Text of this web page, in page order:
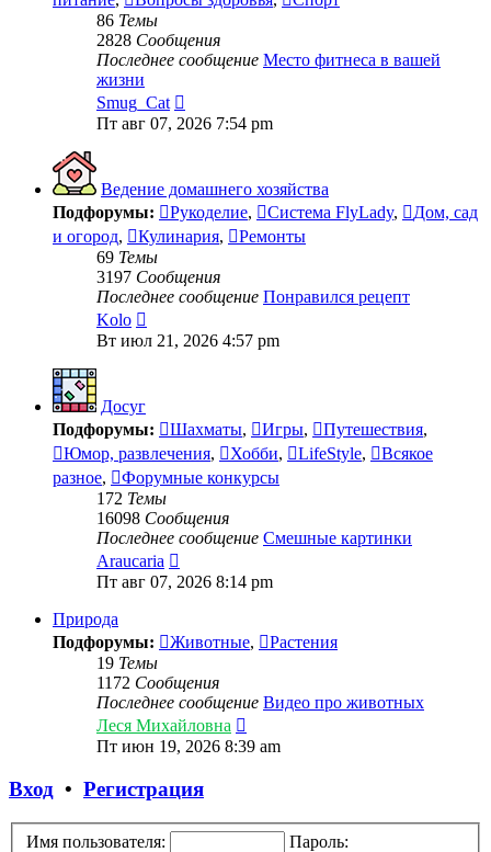
86 Темы
2828 Сообщения
Последнее сообщение Место фитнеса в вашей
жизни
Smug_Cat
к
последнему
Пт авг 07, 2026 7:54 pm
Ведение домашнего хозяйства
Подфорумы:
Рукоделие, Система FlyLady,
Дом, сад
и огород, Кулинария,
Ремонты
69 Темы
3197 Сообщения
Последнее сообщение Понравился рецепт
Kolo
к
Вт июл 21, 2026 4:57 pm
Досуг
Подфорумы:
Шахматы, Игры, Путешествия,
Юмор, развлечения, Хобби, LifeStyle,
Всякое
разное,
Форумные конкурсы
172 Темы
16098 Сообщения
Последнее сообщение Смешные картинки
Araucaria
к
последнему
Пт авг 07, 2026 8:14 pm
Природа
Подфорумы:
Животные,
Растения
19 Темы
1172 Сообщения
Последнее сообщение Видео про животных
Леся Михайловна
к
Пт июн 19, 2026 8:39 am
Вход • Регистрация
Имя пользователя:
Пароль: